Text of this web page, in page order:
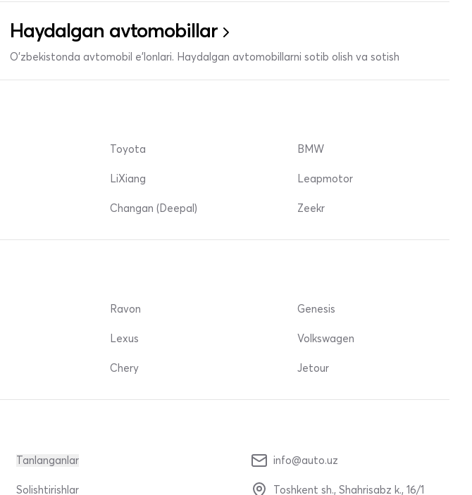
Haydalgan avtomobillar
O'zbekistonda avtomobil e’lonlari. Haydalgan avtomobillarni sotib olish va sotish
Toyota
LiXiang
Changan (Deepal)
BMW
Leapmotor
Zeekr
Ravon
Lexus
Chery
Genesis
Volkswagen
Jetour
Tanlanganlar
Solishtirishlar
info@auto.uz
Toshkent sh., Shahrisabz k., 16/1